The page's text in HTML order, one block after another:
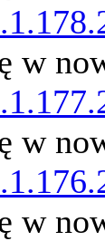
w
w
w